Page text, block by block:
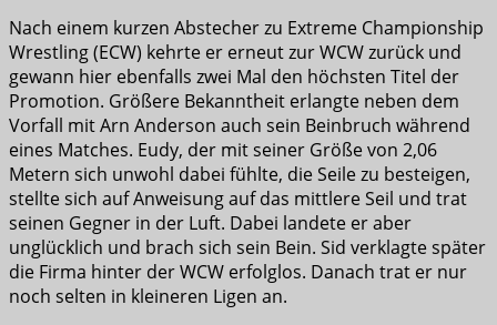
Nach einem kurzen Abstecher zu Extreme Championship
Wrestling (ECW) kehrte er erneut zur WCW zurück und
gewann hier ebenfalls zwei Mal den höchsten Titel der
Promotion. Größere Bekanntheit erlangte neben dem
Vorfall mit Arn Anderson auch sein Beinbruch während
eines Matches. Eudy, der mit seiner Größe von 2,06
Metern sich unwohl dabei fühlte, die Seile zu besteigen,
stellte sich auf Anweisung auf das mittlere Seil und trat
seinen Gegner in der Luft. Dabei landete er aber
unglücklich und brach sich sein Bein. Sid verklagte später
die Firma hinter der WCW erfolglos. Danach trat er nur
noch selten in kleineren Ligen an.